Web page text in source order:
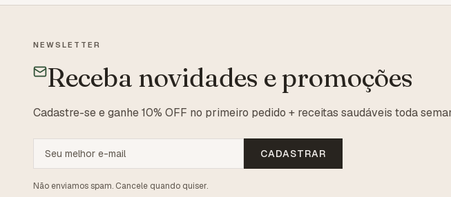
NEWSLETTER
Receba novidades e promoções
Cadastre-se e ganhe 10% OFF no primeiro pedido + receitas saudáveis toda
CADASTRAR
Não enviamos spam. Cancele quando quiser.